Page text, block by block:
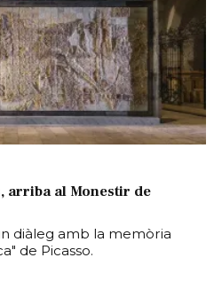
arriba al Monestir de
diàleg amb la memòria
de Picasso.